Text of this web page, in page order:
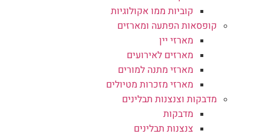
קוביות ממו אקולוגיות
קופסאות הפתעה ומארזים
מארזי יין
מארזים לאירועים
מארזי מתנה למורים
מארזי מזכרות מטיולים
מדבקות וצנצנות תבלינים
מדבקות
צנצנות תבלינים